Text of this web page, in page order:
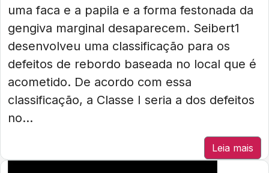
uma faca e a papila e a forma festonada da
gengiva marginal desaparecem. Seibert1
desenvolveu uma classificação para os
defeitos de rebordo baseada no local que é
acometido. De acordo com essa
classificação, a Classe I seria a dos defeitos
no...
Leia mais